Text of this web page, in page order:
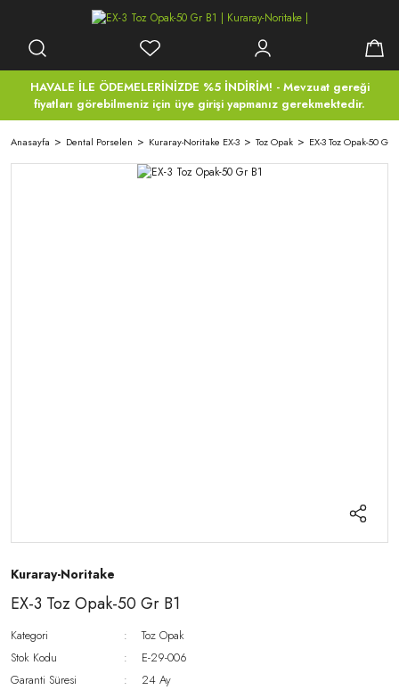
HAVALE İLE ÖDEMELERİNİZDE %5 İNDİRİM! - Mevzuat gereği
fiyatları görebilmeniz için üye girişi yapmanız gerekmektedir.
Anasayfa Dental Porselen Kuraray-Noritake EX-3 Toz Opak EX-3 Toz Opak-50 Gr
Kuraray-Noritake
EX-3 Toz Opak-50 Gr B1
Kategori
Toz Opak
Stok Kodu
E-29-006
Garanti Süresi
24 Ay